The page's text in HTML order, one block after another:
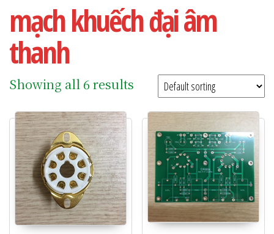
mạch khuếch đại âm
thanh
Showing all 6 results